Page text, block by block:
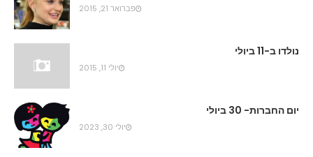
פברואר 21, 2015
נולדו ב-11 ביולי
יולי 11, 2015
יום החברות- 30 ביולי
יולי 30, 2023